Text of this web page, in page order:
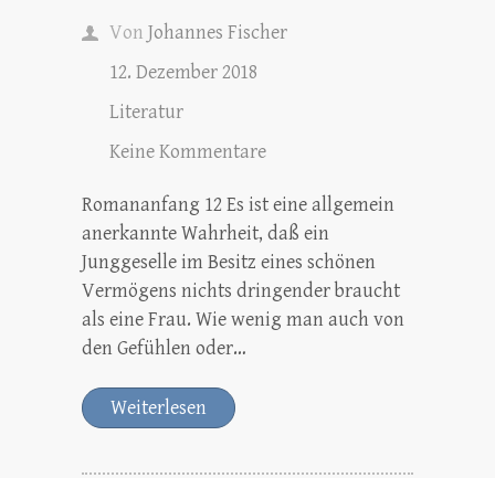
Von Johannes Fischer
12. Dezember 2018
Literatur
Keine Kommentare
Romananfang 12 Es ist eine allgemein
anerkannte Wahrheit, daß ein
Junggeselle im Besitz eines schönen
Vermögens nichts dringender braucht
als eine Frau. Wie wenig man auch von
den Gefühlen oder…
Weiterlesen